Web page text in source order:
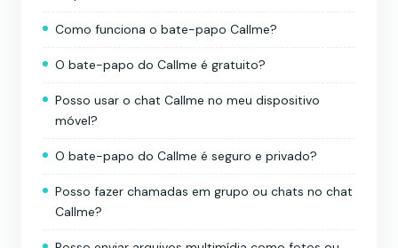
Como funciona o bate-papo Callme?
O bate-papo do Callme é gratuito?
Posso usar o chat Callme no meu dispositivo
móvel?
O bate-papo do Callme é seguro e privado?
Posso fazer chamadas em grupo ou chats no chat
Callme?